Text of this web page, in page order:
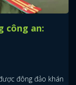
công an:
đông đảo khán